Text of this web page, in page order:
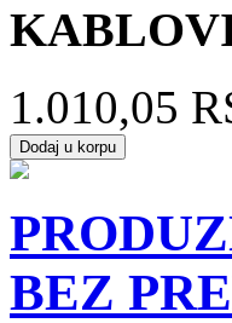
1.010,05
BEZ